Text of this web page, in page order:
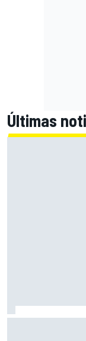
Últimas